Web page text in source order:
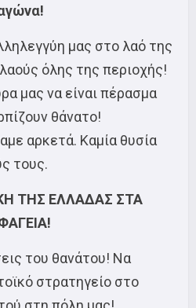
μας στο λαό της
όλης της περιοχής!
μας να είναι πέρασμα
θάνατο!
αρκετά. Καμία θυσία
τους.
ΤΗΣ ΕΛΛΑΔΑΣ ΣΤΑ
του θανάτου! Να
στρατηγείο στο